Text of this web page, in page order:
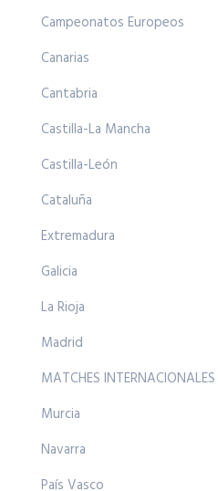
Campeonatos Europeos
Canarias
Cantabria
Castilla-La Mancha
Castilla-León
Cataluña
Extremadura
Galicia
La Rioja
Madrid
MATCHES INTERNACIONALES
Murcia
Navarra
País Vasco